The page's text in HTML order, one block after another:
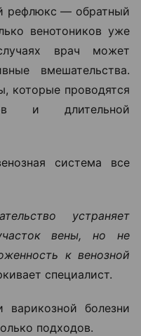
рефлюкс — обратный
венотоников уже
врач может
вмешательства.
которые проводятся
и длительной
система все
устраняет
вены, но не
к венозной
специалист.
болезни
подходов.